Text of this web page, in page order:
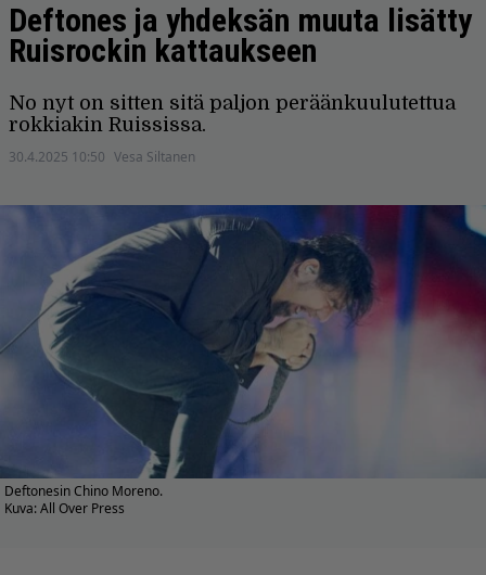
Deftones ja yhdeksän muuta lisätty
Ruisrockin kattaukseen
No nyt on sitten sitä paljon peräänkuulutettua
rokkiakin Ruississa.
30.4.2025 10:50 Vesa Siltanen
Deftonesin Chino Moreno.
Kuva: All Over Press